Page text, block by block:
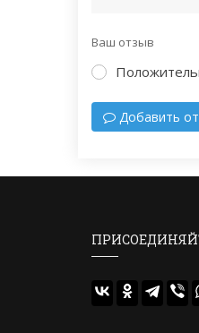
Ваш отзыв
Добавить